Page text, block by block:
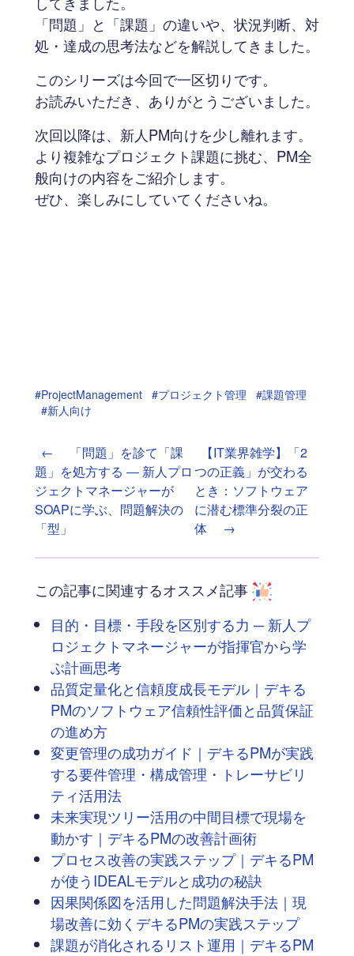
「問題」と「課題」の違いや、状況判断、対
処・達成の思考法などを解説してきました。
このシリーズは今回で一区切りです。
お読みいただき、ありがとうございました。
次回以降は、新人PM向けを少し離れます。
より複雑なプロジェクト課題に挑む、PM全
般向けの内容をご紹介します。
ぜひ、楽しみにしていてくださいね。
#ProjectManagement #プロジェクト管理
#課題管理
#新人向け
←
「問題」を診て「課
題」を処方する ― 新人プロ
ジェクトマネージャーが
SOAPに学ぶ、問題解決の
「型」
【IT業界雑学】「2
つの正義」が交わる
とき：ソフトウェア
に潜む標準分裂の正
体
→
この記事に関連するオススメ記事
目的・目標・手段を区別する力 ─ 新人プ
ロジェクトマネージャーが指揮官から学
ぶ計画思考
品質定量化と信頼度成長モデル｜デキる
PMのソフトウェア信頼性評価と品質保証
の進め方
変更管理の成功ガイド｜デキるPMが実践
する要件管理・構成管理・トレーサビリ
ティ活用法
未来実現ツリー活用の中間目標で現場を
動かす｜デキるPMの改善計画術
プロセス改善の実践ステップ｜デキるPM
が使うIDEALモデルと成功の秘訣
因果関係図を活用した問題解決手法｜現
場改善に効くデキるPMの実践ステップ
課題が消化されるリスト運用｜デキるPM